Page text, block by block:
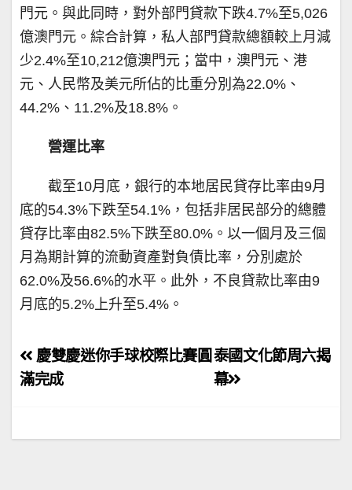
門元。與此同時，對外部門貸款下跌4.7%至5,026
億澳門元。綜合計算，私人部門貸款總額較上月減
少2.4%至10,212億澳門元；當中，澳門元、港
元、人民幣及美元所佔的比重分別為22.0%、
44.2%、11.2%及18.8%。
營運比率
截至10月底，銀行的本地居民貸存比率由9月
底的54.3%下跌至54.1%，包括非居民部分的總體
貸存比率由82.5%下跌至80.0%。以一個月及三個
月為期計算的流動資產對負債比率，分別處於
62.0%及56.6%的水平。此外，不良貸款比率由9
月底的5.2%上升至5.4%。
文
章
覽
泰國文化節周六揭
幕
慶雙慶迷你手球校際比賽圓
滿完成